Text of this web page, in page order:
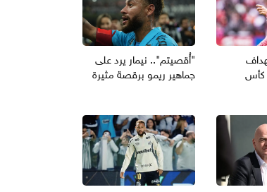
كأس
"أُقصيتم".. نيمار يرد على
جماهير ريمو برقصة مثيرة